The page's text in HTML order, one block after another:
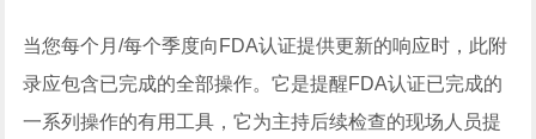
当您每个月/每个季度向FDA认证提供更新的响应时，此附
录应包含已完成的全部操作。它是提醒FDA认证已完成的
一系列操作的有用工具，它为主持后续检查的现场人员提